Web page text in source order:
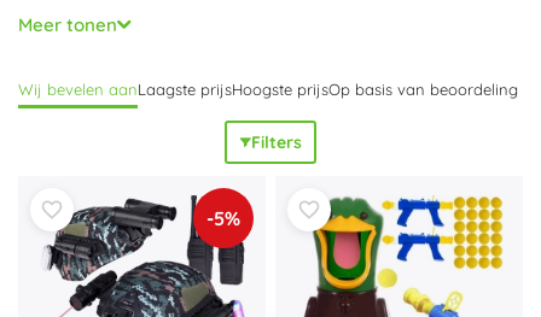
Militaire figuren hebben vaak beweegbare gewrichten,
realistische uniformen en veel accessoires – helmen,
combineren figuren met techniek: tanks met een draaibare
koepel, jeeps met aanhanger, pantserwagens, boten en
helikopters met een neerlaatbare haak. Dankzij de
bouw je eenvoudig diorama’s of
creëer je complete
legermissies
. Militair speelgoed voor
kinderen ontwikkelt defantasie creativiteit , fijne motoriek
en het vermogen omstrategie
te plannen en samen te
werken in een team. Het is ideaal voor zelfstandig spelen
én gezamenlijke veldslagen op het kleed, voor beginners
Meer tonen
Wij bevelen aanLaagste prijsHoogste prijsOp basis van beoordeling
Filters
-5%